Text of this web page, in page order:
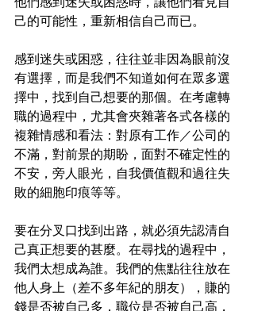
己的可能性，重新相信自己而已。
感到迷失或困惑，往往並非因為眼前沒
有選擇，而是我們不知道如何在眾多選
擇中，找到自己想要的那個。在考慮轉
職的過程中，尤其會夾雜著各式各樣的
複雜情感和看法：對原有工作／公司的
不滿，對前景的期盼，面對不確定性的
不安，旁人眼光，自我價值觀和過往失
敗的細胞印痕等等。
要在分叉口找到出路，就必須先認清自
己真正想要的甚麼。在尋找的過程中，
我們太想成為誰。我們的焦點往往放在
他人身上（差不多年紀的朋友），賺的
錢是否被自己多，職位是否被自己高，